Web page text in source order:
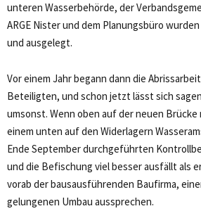
unteren Wasserbehörde, der
ARGE Nister und dem Planungsbüro
und ausgelegt.
Vor einem Jahr begann dann die
Beteiligten, und schon jetzt lässt sich
umsonst. Wenn oben auf der neuen
einem unten auf den Widerlagern
Ende September durchgeführten
und die Befischung viel besser ausfällt als
vorab der bausausführenden Baufirma,
gelungenen Umbau aussprechen.